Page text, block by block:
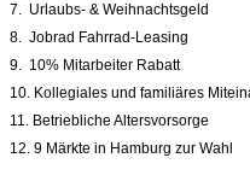
7. Urlaubs- & Weihnachtsgeld
8. Jobrad Fahrrad-Leasing
9. 10% Mitarbeiter Rabatt
10. Kollegiales und familiäres
11. Betriebliche Altersvorsorge
12. 9 Märkte in Hamburg zur Wahl